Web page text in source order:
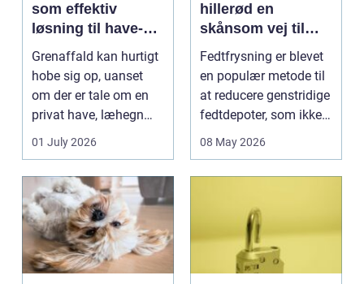
som effektiv
løsning til have-
og skovaffald
Grenaffald kan hurtigt
hobe sig op, uanset
om der er tale om en
privat have, læhegn
langs mark...
01 July 2026
hillerød en
skånsom vej til
reduktion af lokale
fedtdepoter
Fedtfrysning er blevet
en populær metode til
at reducere genstridige
fedtdepoter, som ikke
reagerer ...
08 May 2026